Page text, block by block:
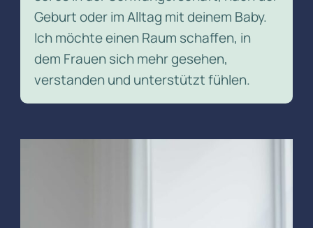
Geburt oder im Alltag mit deinem Baby.
Ich möchte einen Raum schaffen, in
dem Frauen sich mehr gesehen,
verstanden und unterstützt fühlen.